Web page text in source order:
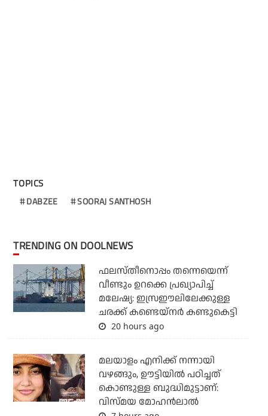
TOPICS
DABZEE SOORAJ SANTHOSH
TRENDING ON DOOLNEWS
ഫലസ്തീനൊപ്പം തന്നെയെന്ന്
വീണ്ടും ഉറക്കെ പ്രഖ്യാപിച്ച്
മലേഷ്യ: ഇസ്രഈലിലേക്കുള്ള
ചരക്ക് കണ്ടെയ്‌നര്‍ കണ്ടുകെട്ടി
20 hours ago
മലയാളം എനിക്ക് നന്നായി
വഴങ്ങും, ഊട്ടിയില്‍ പഠിച്ചത്
കൊണ്ടുള്ള ബുദ്ധിമുട്ടാണ്:
വിസ്മയ മോഹന്‍ലാല്‍